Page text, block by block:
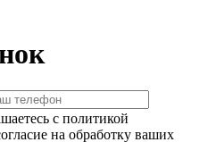
с политикой
на обработку ваших